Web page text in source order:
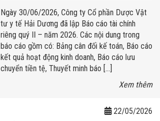
Ngày 30/06/2026, Công ty Cổ phần Dược Vật
tư y tế Hải Dương đã lập Báo cáo tài chính
riêng quý II – năm 2026. Các nội dung trong
báo cáo gồm có: Bảng cân đối kế toán, Báo cáo
kết quả hoạt động kinh doanh, Báo cáo lưu
chuyển tiền tệ, Thuyết minh báo […]
Xem thêm
22/05/2026